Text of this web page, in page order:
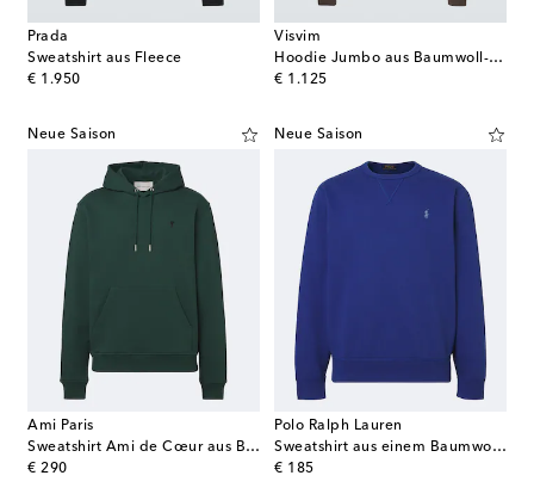
Prada
Sweatshirt aus Fleece
€ 1.950
original price
Visvim
Hoodie Jumbo aus Baumwoll-Jersey
€ 1.125
original price
Neue Saison
Ami Paris
Sweatshirt Ami de Cœur aus Baumwoll-Jersey
€ 290
original price
Neue Saison
Polo Ralph Lauren
Sweatshirt aus einem Baumwollgemisch
€ 185
original price